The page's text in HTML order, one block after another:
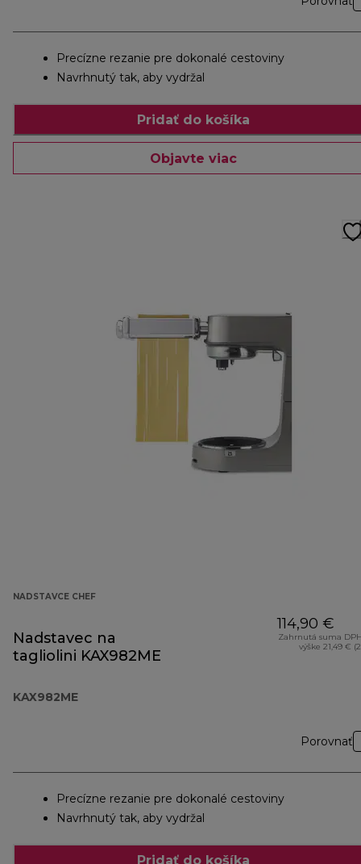
Precízne rezanie pre dokonalé cestoviny
Navrhnutý tak, aby vydržal
Pridať do košíka
Objavte viac
NADSTAVCE CHEF
Nadstavec na
tagliolini KAX982ME
KAX982ME
114,90 €
Zahrnutá suma
výške 21,49 €
Porovnať
Precízne rezanie pre dokonalé cestoviny
Navrhnutý tak, aby vydržal
Pridať do košíka